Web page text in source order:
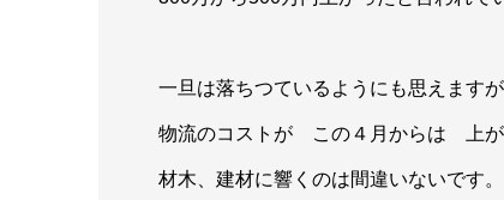
一旦は落ちつているようにも思えます
物流のコストが この４月からは 上
材木、建材に響くのは間違いないです。